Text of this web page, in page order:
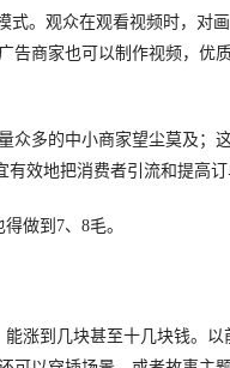
。观众在观看视频时，对画
告商家也可以制作视频，优
多的中小商家望尘莫及；
效地把消费者引流和提高订
做到7、8毛。
涨到几块甚至十几块钱。以